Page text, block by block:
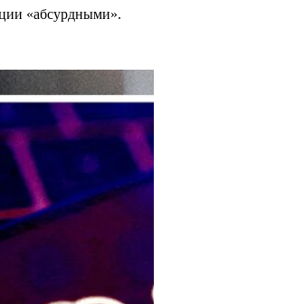
«абсурдными».